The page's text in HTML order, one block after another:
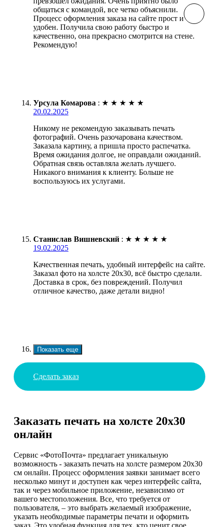
общаться с командой, все четко объяснили.
Процесс оформления заказа на сайте прост и
удобен. Получила свою работу быстро и
качественно, она прекрасно смотрится на стене.
Рекомендую!
Урсула Комарова : ★ ★ ★ ★ ★
20.02.2025
Никому не рекомендую заказывать печать
фотографий. Очень разочарована качеством.
Заказала картину, а пришла просто распечатка.
Время ожидания долгое, не оправдали ожиданий.
Обратная связь оставляла желать лучшего.
Никакого внимания к клиенту. Больше не
воспользуюсь их услугами.
Станислав Вишневский : ★ ★ ★ ★ ★
19.02.2025
Качественная печать, удобный интерфейс на сайте.
Заказал фото на холсте 20х30, всё быстро сделали.
Доставка в срок, без повреждений. Получил
отличное качество, даже детали видно!
Показать еще
Сделать заказ
Заказать печать на холсте 20х30
онлайн
Сервис «ФотоПочта» предлагает уникальную
возможность - заказать печать на холсте размером 20х30
см онлайн. Процесс оформления заявки занимает всего
несколько минут и доступен как через интерфейс сайта,
так и через мобильное приложение, независимо от
вашего местоположения. Все, что требуется от
пользователя, – это выбрать желаемый изображение,
указать необходимые параметры печати и оформить